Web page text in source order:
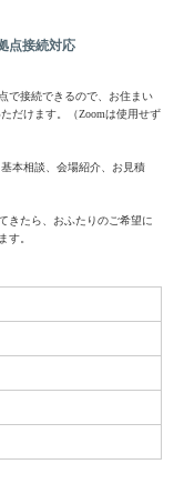
点接続対応
で接続できるので、お住まい
だけます。（Zoomは使用せず
本相談、会場紹介、お見積
きたら、おふたりのご希望に
す。